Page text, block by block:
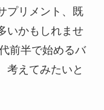
プリメント、既
いかもしれませ
前半で始めるバ
考えてみたいと